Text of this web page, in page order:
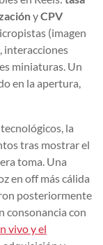
yCPV
(imagen
interacciones
miniaturas. Un
en la apertura,
la
tras mostrar el
toma. Una
en off más cálida
posteriormente
consonancia con
vivo y el